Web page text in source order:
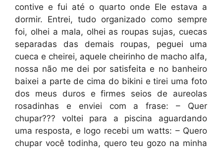
contive e fui até o quarto onde Ele estava a
dormir. Entrei, tudo organizado como sempre
foi, olhei a mala, olhei as roupas sujas, cuecas
separadas das demais roupas, peguei uma
cueca e cheirei, aquele cheirinho de macho alfa,
nossa não me dei por satisfeita e no banheiro
baixei a parte de cima do bikini e tirei uma foto
dos meus duros e firmes seios de aureolas
rosadinhas e enviei com a frase: – Quer
chupar??? voltei para a piscina aguardando
uma resposta, e logo recebi um watts: – Quero
chupar você todinha, quero teu gozo na minha